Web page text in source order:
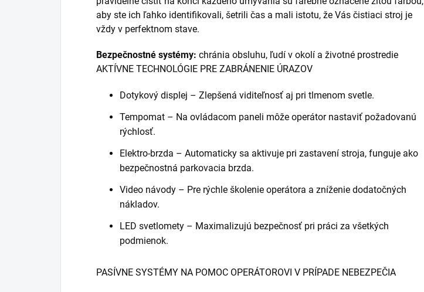
aby ste ich ľahko identifikovali, šetrili čas a mali istotu, že Vás čistiaci stroj je
vždy v perfektnom stave.
Bezpečnostné systémy: chránia obsluhu, ľudí v okolí a životné prostredie
AKTÍVNE TECHNOLÓGIE PRE ZABRÁNENIE ÚRAZOV
Dotykový displej – Zlepšená viditeľnosť aj pri tlmenom svetle.
Tempomat – Na ovládacom paneli môže operátor nastaviť požadovanú
rýchlosť.
Elektro-brzda – Automaticky sa aktivuje pri zastavení stroja, funguje ako
bezpečnostná parkovacia brzda.
Video návody – Pre rýchle školenie operátora a zníženie dodatočných
nákladov.
LED svetlomety – Maximalizujú bezpečnosť pri práci za všetkých
podmienok.
PASÍVNE SYSTÉMY NA POMOC OPERÁTOROVI V PRÍPADE NEBEZPEČIA